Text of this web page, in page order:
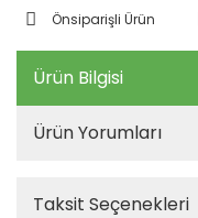
Önsiparişli Ürün
Ürün Bilgisi
Ürün Yorumları
Taksit Seçenekleri